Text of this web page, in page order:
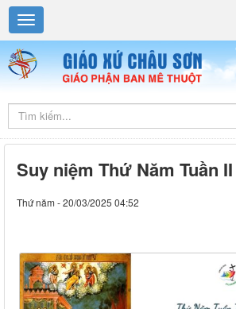
Suy niệm Thứ Năm Tuần
Thứ năm - 20/03/2025 04:52